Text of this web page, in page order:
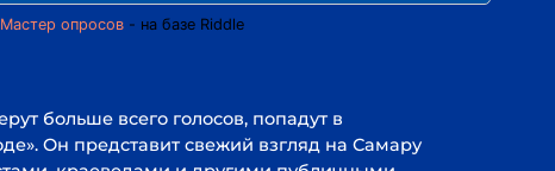
Мастер опросов- на базе Riddle